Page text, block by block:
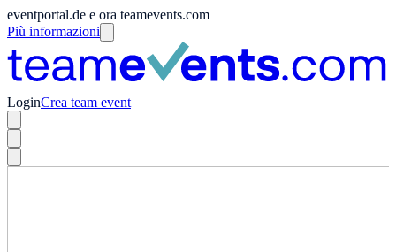
eventportal.de e ora teamevents.com
Più informazioni
LoginCrea team event